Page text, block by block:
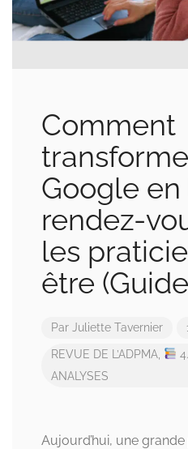
Comment
Google
rendez-
les
être
Par Juliette Tavernier
REVUE DE L’ADPMA
ANALYSES
Aujourd’hui, une